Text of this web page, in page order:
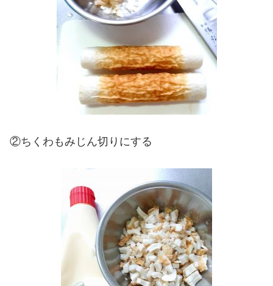
②ちくわもみじん切りにする